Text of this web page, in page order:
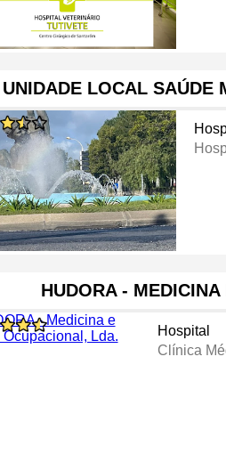
UNIDADE LOCAL SAÚDE
HUDORA -
Hospital
Clínica